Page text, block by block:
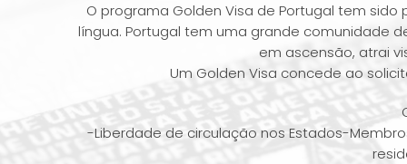
O programa Golden Visa de Portugal tem
língua. Portugal tem uma grande comunidade
em ascensão, atrai
Um Golden Visa concede ao
-Liberdade de circulação nos Estados-